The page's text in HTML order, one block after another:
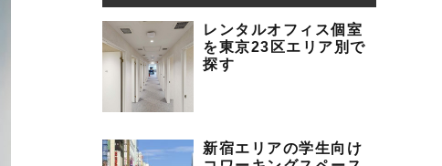
レンタルオフィス個室
を東京23区エリア別で
探す
新宿エリアの学生向け